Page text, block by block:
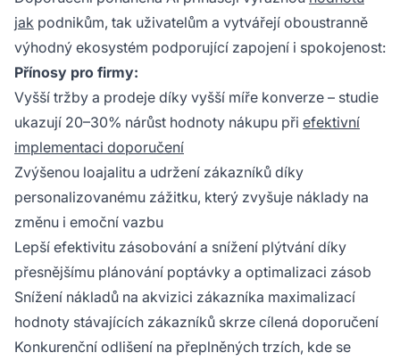
jak podnikům, tak uživatelům a vytvářejí oboustranně
výhodný ekosystém podporující zapojení i spokojenost:
Přínosy pro firmy:
Vyšší tržby a prodeje díky vyšší míře konverze – studie
ukazují 20–30% nárůst hodnoty nákupu při efektivní
implementaci doporučení
Zvýšenou loajalitu a udržení zákazníků díky
personalizovanému zážitku, který zvyšuje náklady na
změnu i emoční vazbu
Lepší efektivitu zásobování a snížení plýtvání díky
přesnějšímu plánování poptávky a optimalizaci zásob
Snížení nákladů na akvizici zákazníka maximalizací
hodnoty stávajících zákazníků skrze cílená doporučení
Konkurenční odlišení na přeplněných trzích, kde se